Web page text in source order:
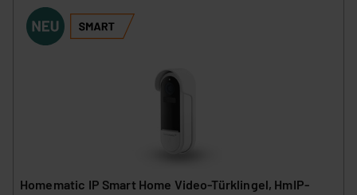
Homematic IP Smart Home Video-Türklingel, HmIP-